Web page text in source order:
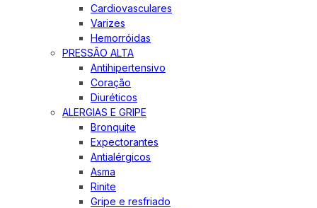
Cardiovasculares
Varizes
Hemorróidas
PRESSÃO ALTA
Antihipertensivo
Coração
Diuréticos
ALERGIAS E GRIPE
Bronquite
Expectorantes
Antialérgicos
Asma
Rinite
Gripe e resfriado